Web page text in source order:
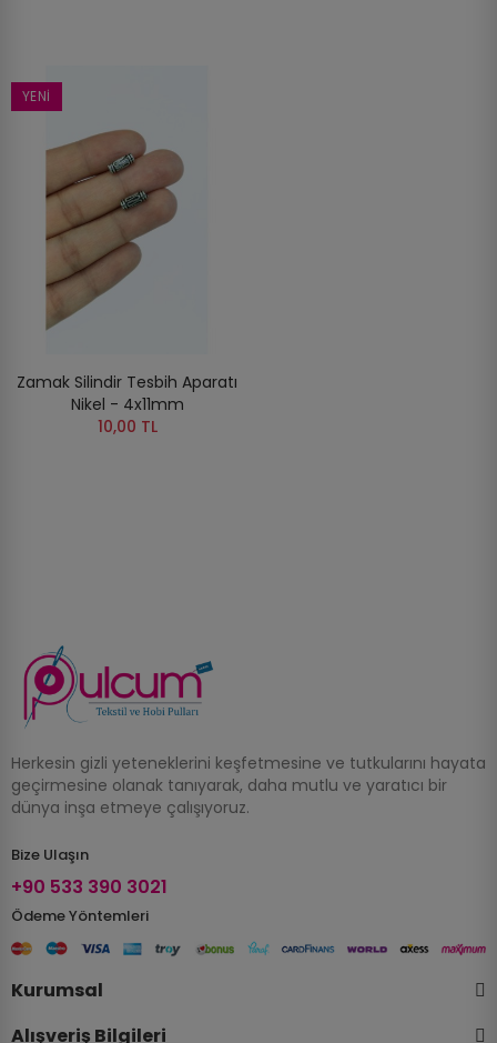
YENI
Zamak Silindir Tesbih Aparatı
Nikel - 4x11mm
10,00 TL
Herkesin gizli yeteneklerini keşfetmesine ve tutkularını hayata
geçirmesine olanak tanıyarak, daha mutlu ve yaratıcı bir
dünya inşa etmeye çalışıyoruz.
Bize Ulaşın
+90 533 390 3021
Ödeme Yöntemleri
Kurumsal
Alışveriş Bilgileri